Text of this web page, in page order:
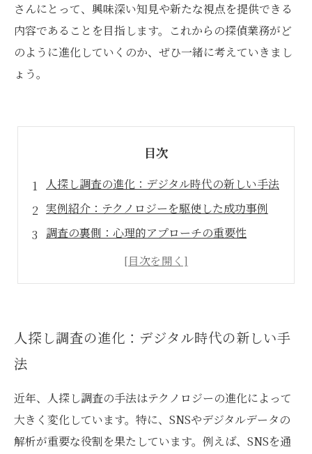
さんにとって、興味深い知見や新たな視点を提供できる
内容であることを目指します。これからの探偵業務がど
のように進化していくのか、ぜひ一緒に考えていきまし
ょう。
目次
人探し調査の進化：デジタル時代の新しい手法
実例紹介：テクノロジーを駆使した成功事例
調査の裏側：心理的アプローチの重要性
依頼者の声から学ぶ！成功の秘訣とは
人探し調査の現状と未来：これからの探偵業務
あらめる探偵業界：多角的アプローチの時代
人探し調査の進化：デジタル時代の新しい手
法
近年、人探し調査の手法はテクノロジーの進化によって
大きく変化しています。特に、SNSやデジタルデータの
解析が重要な役割を果たしています。例えば、SNSを通